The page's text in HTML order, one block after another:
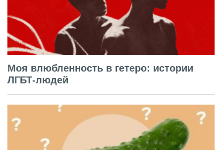
Моя влюбленность в гетеро: истории
ЛГБТ-людей